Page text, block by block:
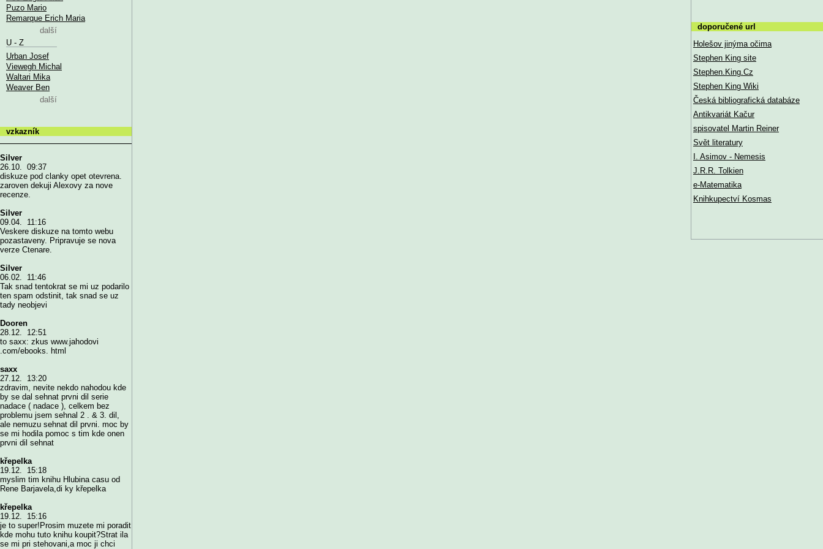
Puzo Mario
Remarque Erich Maria
další
U - Z
Urban Josef
Viewegh Michal
Waltari Mika
Weaver Ben
další
vzkazník
Silver
26.10. 09:37
diskuze pod clanky opet otevrena.
zaroven dekuji Alexovy za nove
recenze.
Silver
09.04. 11:16
Veskere diskuze na tomto webu
pozastaveny. Pripravuje se nova
verze Ctenare.
Silver
06.02. 11:46
Tak snad tentokrat se mi uz podarilo
ten spam odstinit, tak snad se uz
tady neobjevi
Dooren
28.12. 12:51
to saxx: zkus www.jahodovi
.com/ebooks. html
saxx
27.12. 13:20
zdravim, nevite nekdo nahodou kde
by se dal sehnat prvni dil serie
nadace ( nadace ), celkem bez
problemu jsem sehnal 2 . & 3. dil,
ale nemuzu sehnat dil prvni. moc by
se mi hodila pomoc s tim kde onen
prvni dil sehnat
křepelka
19.12. 15:18
myslim tim knihu Hlubina casu od
Rene Barjavela,di ky křepelka
křepelka
19.12. 15:16
je to super!Prosim muzete mi poradit
kde mohu tuto knihu koupit?Strat ila
se mi pri stehovani,a moc ji chci
doporučené url
Holešov jinýma očima
Stephen King site
Stephen.King.Cz
Stephen King Wiki
Česká bibliografická databáze
Antikvariát Kačur
spisovatel Martin Reiner
Svět literatury
I. Asimov - Nemesis
J.R.R. Tolkien
e-Matematika
Knihkupectví Kosmas